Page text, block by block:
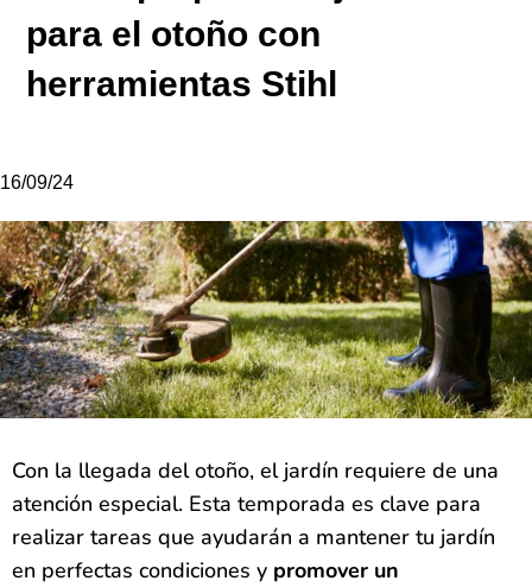
para el otoño con
herramientas Stihl
16/09/24
Con la llegada del otoño, el jardín requiere de una
atención especial. Esta temporada es clave para
realizar tareas que ayudarán a mantener tu jardín
en perfectas condiciones y promover un